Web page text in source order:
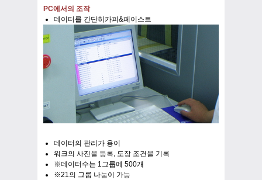
PC에서의 조작
데이터를 간단히카피&페이스트
데이터의 관리가 용이
워크의 사진을 등록, 도장 조건을 기록
※데이터수는 1그룹에 500개
※21의 그룹 나눔이 가능